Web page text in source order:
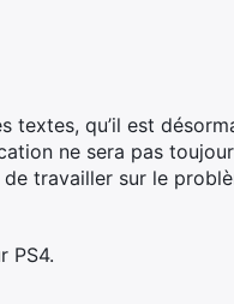
textes, qu’il est
ne sera pas
travailler sur le
PS4.